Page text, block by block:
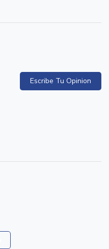
Escribe Tu Opinion